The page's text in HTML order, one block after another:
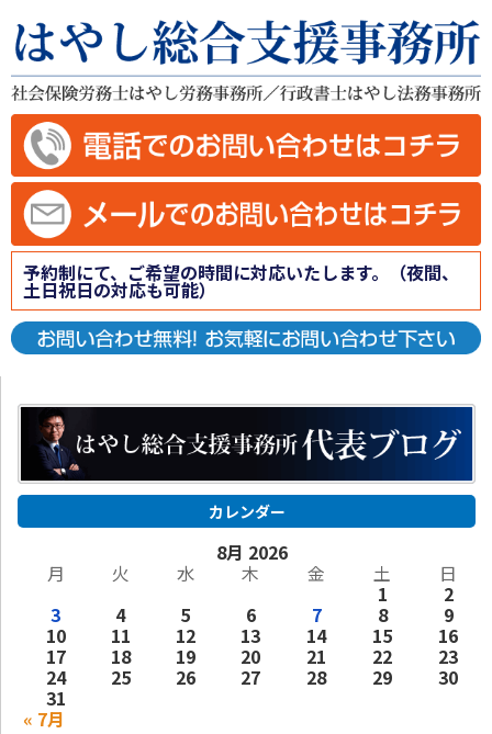
予約制にて、ご希望の時間に対応いたします。（夜間、
土日祝日の対応も可能）
カレンダー
8月 2026
月 火 水 木 金 土 日
« 7月
1 2
3 4 5 6 7 8 9
10 11 12 13 14 15 16
17 18 19 20 21 22 23
24 25 26 27 28 29 30
31